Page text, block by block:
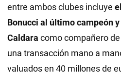
entre ambos clubes incluye
Bonucci al último campeón
Caldara como compañero
una transacción mano a
valuados en 40 millones de